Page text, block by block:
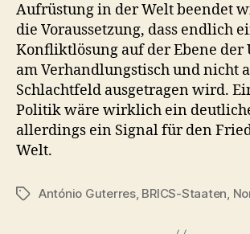
Aufrüstung in der Welt beendet
die Voraussetzung, dass endlich
Konfliktlösung auf der Ebene der
am Verhandlungstisch und nicht
Schlachtfeld ausgetragen wird.
Politik wäre wirklich ein
allerdings ein Signal für den
Welt.
Schlagwörter
António Guterres, BRICS-Staaten,